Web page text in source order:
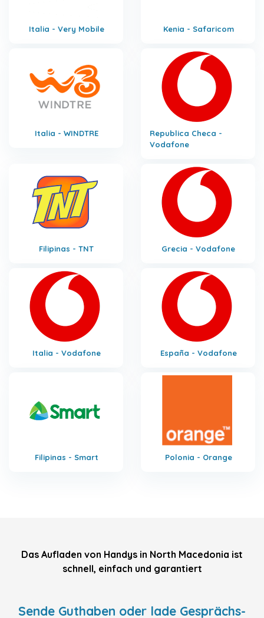
Italia - Very Mobile Kenia - Safaricom
Italia - WINDTRE
Republica Checa -
Vodafone
Filipinas - TNT Grecia - Vodafone
Italia - Vodafone España - Vodafone
Filipinas - Smart Polonia - Orange
Das Aufladen von Handys in North Macedonia ist
schnell, einfach und garantiert
Sende Guthaben oder lade Gesprächs-